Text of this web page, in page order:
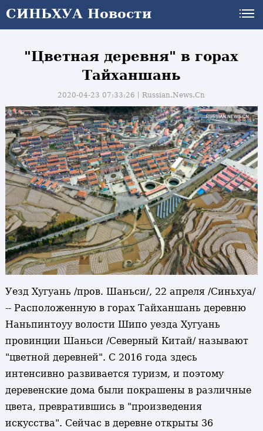
СИНЬХУА Новости
"Цветная деревня" в горах
Тайханшань
2020-04-23 07:33:26丨Russian.News.Cn
Уезд Хугуань /пров. Шаньси/, 22 апреля /Синьхуа/
-- Расположенную в горах Тайханшань деревню
Наньпинтоуу волости Шипо уезда Хугуань
провинции Шаньси /Северный Китай/ называют
"цветной деревней". С 2016 года здесь
интенсивно развивается туризм, и поэтому
деревенские дома были покрашены в различные
цвета, превратившись в "произведения
искусства". Сейчас в деревне открыты 36